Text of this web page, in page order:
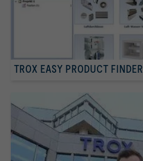
TROX EASY PRODUCT FINDER